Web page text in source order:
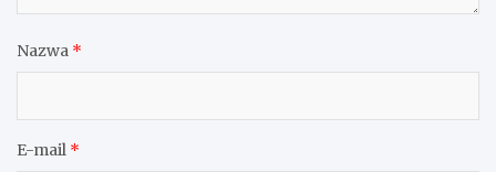
Nazwa *
E-mail *